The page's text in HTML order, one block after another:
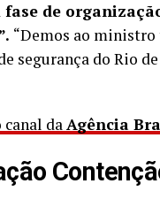
fase de
“Demos ao
segurança do Rio
canal daAgência